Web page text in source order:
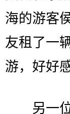
海的游客
友租了一
游，好好
另一位